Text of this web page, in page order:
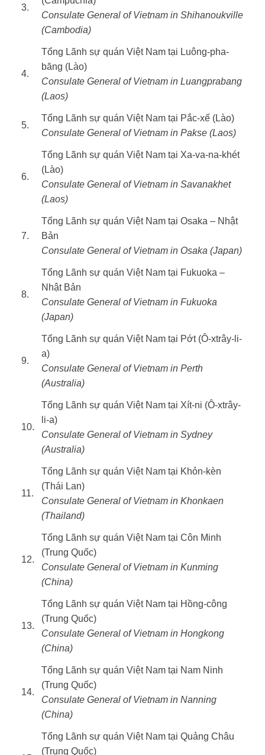
3.
Consulate General of Vietnam in Shihanoukville
(Cambodia)
4.
Tổng Lãnh sự quán Việt Nam tại Luông-pha-
băng (Lào)
Consulate General of Vietnam in Luangprabang
(Laos)
5.
Tổng Lãnh sự quán Việt Nam tại Pắc-xế (Lào)
Consulate General of Vietnam in Pakse (Laos)
6.
Tổng Lãnh sự quán Việt Nam tại Xa-va-na-khét
(Lào)
Consulate General of Vietnam in Savanakhet
(Laos)
7.
Tổng Lãnh sự quán Việt Nam tại Osaka – Nhật
Bản
Consulate General of Vietnam in Osaka (Japan)
8.
Tổng Lãnh sự quán Việt Nam tại Fukuoka –
Nhật Bản
Consulate General of Vietnam in Fukuoka
(Japan)
9.
Tổng Lãnh sự quán Việt Nam tại Pớt (Ô-xtrây-li-
a)
Consulate General of Vietnam in Perth
(Australia)
10.
Tổng Lãnh sự quán Việt Nam tại Xít-ni (Ô-xtrây-
li-a)
Consulate General of Vietnam in Sydney
(Australia)
11.
Tổng Lãnh sự quán Việt Nam tại Khỏn-kèn
(Thái Lan)
Consulate General of Vietnam in Khonkaen
(Thailand)
12.
Tổng Lãnh sự quán Việt Nam tại Côn Minh
(Trung Quốc)
Consulate General of Vietnam in Kunming
(China)
13.
Tổng Lãnh sự quán Việt Nam tại Hồng-công
(Trung Quốc)
Consulate General of Vietnam in Hongkong
(China)
14.
Tổng Lãnh sự quán Việt Nam tại Nam Ninh
(Trung Quốc)
Consulate General of Vietnam in Nanning
(China)
Tổng Lãnh sự quán Việt Nam tại Quảng Châu
(Trung Quốc)